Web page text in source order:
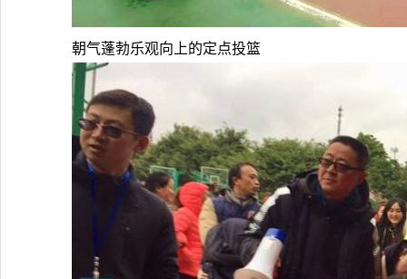
朝气蓬勃乐观向上的定点投篮